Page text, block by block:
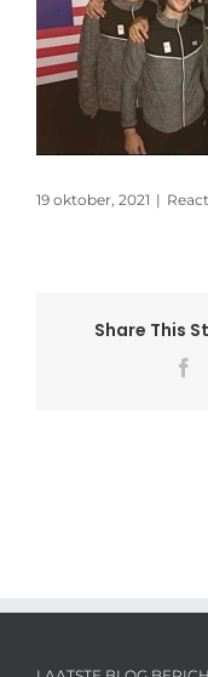
19 oktober, 2021 |
Share This